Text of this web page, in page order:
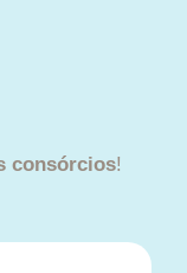
consórcios!